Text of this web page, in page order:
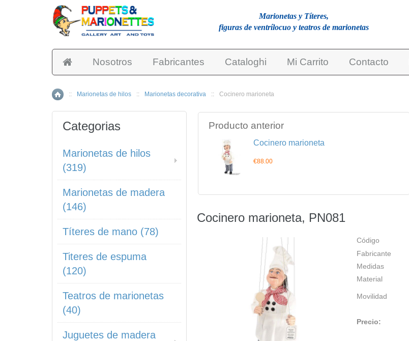
Nosotros Fabricantes Cataloghi Mi Carrito Contacto
Inicio
:: Marionetas de hilos :: Marionetas decorativa :: Cocinero marioneta
Producto anterior
Cocinero marioneta
€88.00
Cocinero marioneta, PN081
Código
Fabricante
Medidas
Material
Movilidad
Precio:
Categorias
Marionetas de hilos
(319)
Marionetas de madera
(146)
Títeres de mano (78)
Titeres de espuma
(120)
Teatros de marionetas
(40)
Juguetes de madera
Marionetas y Títeres,
figuras de ventrílocuo y teatros de marionetas